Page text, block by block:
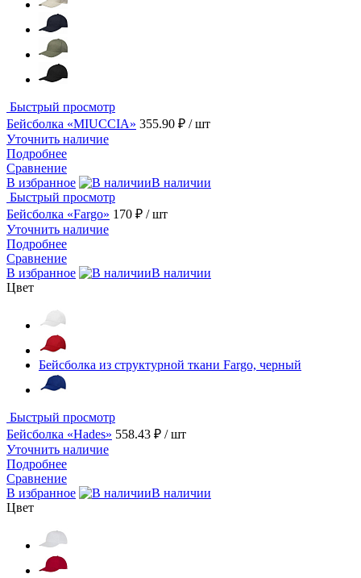
Быстрый просмотр
Бейсболка «MIUCCIA» 355.90 ₽ / шт
Уточнить наличие
Подробнее
Сравнение
В избранное
В наличии
Быстрый просмотр
Бейсболка «Fargo» 170 ₽ / шт
Уточнить наличие
Подробнее
Сравнение
В избранное
В наличии
Цвет
Бейсболка из структурной ткани Fargo, черный
Быстрый просмотр
Бейсболка «Hades» 558.43 ₽ / шт
Уточнить наличие
Подробнее
Сравнение
В избранное
В наличии
Цвет